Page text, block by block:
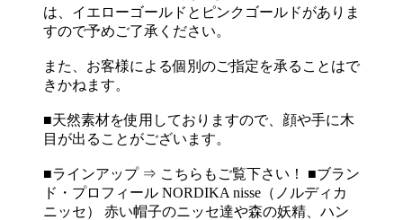
は、イエローゴールドとピンクゴールドがありま
すので予めご了承ください。
また、お客様による個別のご指定を承ることはで
きかねます。
■天然素材を使用しておりますので、顔や手に木
目が出ることがございます。
■ラインアップ ⇒ こちらもご覧下さい！ ■ブラン
ド・プロフィール NORDIKA nisse（ノルディカ
ニッセ） 赤い帽子のニッセ達や森の妖精、ハン